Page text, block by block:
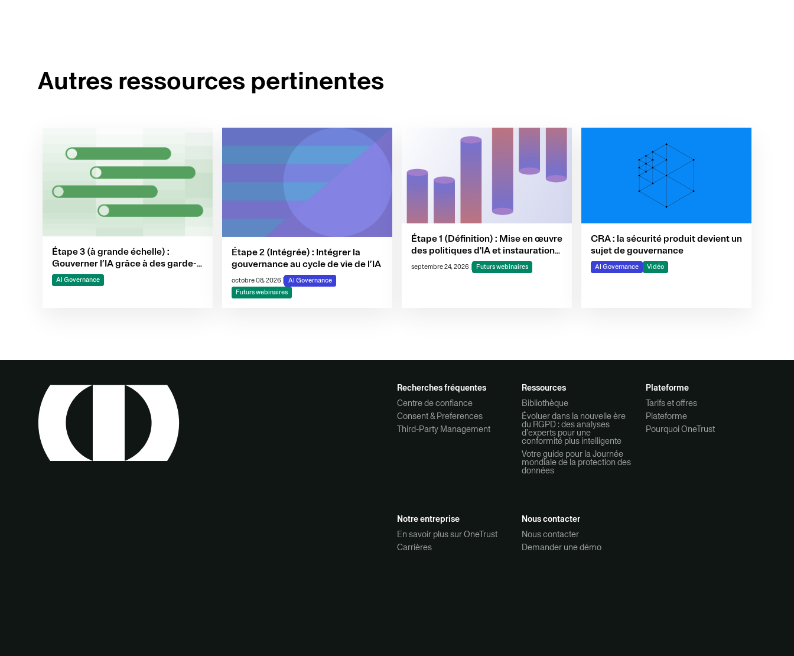
Autres ressources pertinentes
Étape 3 (à grande échelle) :
Gouverner l’IA grâce à des garde-
fous, à la surveillance et à
l’automatisation des preuves
AI Governance
Étape 2 (Intégrée) : Intégrer la
gouvernance au cycle de vie de l’IA
octobre 08, 2026
AI Governance
Futurs webinaires
Étape 1 (Définition) : Mise en œuvre
des politiques d'IA et instauration
d'une gouvernance
interfonctionnelle
septembre 24, 2026 Futurs webinaires
CRA : la sécurité produit devient un
sujet de gouvernance
AI Governance Vidéo
Recherches fréquentes
Centre de confiance
Consent & Preferences
Third-Party Management
Ressources
Bibliothèque
Évoluer dans la nouvelle ère
du RGPD : des analyses
d’experts pour une
conformité plus intelligente
Votre guide pour la Journée
mondiale de la protection des
données
Plateforme
Tarifs et offres
Plateforme
Pourquoi OneTrust
Notre entreprise
En savoir plus sur OneTrust
Carrières
Nous contacter
Nous contacter
Demander une démo